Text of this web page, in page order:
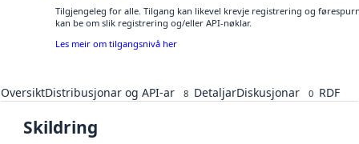
Tilgjengeleg for alle. Tilgang kan likevel krevje registrering og
kan be om slik registrering og/eller API-nøklar.
Les meir om tilgangsnivå her
OversiktDistribusjonar og API-ar 8 DetaljarDiskusjonar 0 RDF
Skildring